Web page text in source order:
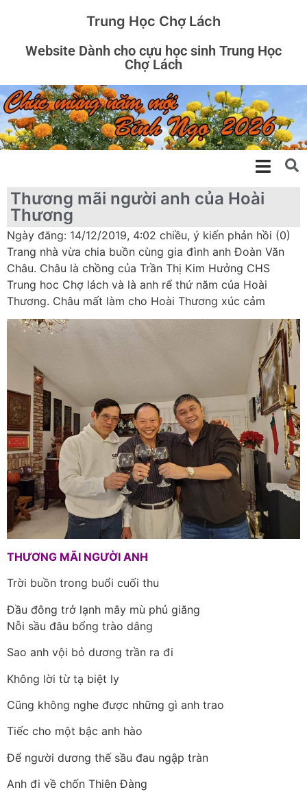
Trung Học Chợ Lách
Website Dành cho cựu học sinh Trung Học
Chợ Lách
Thương mãi người anh của Hoài
Thương
Ngày đăng: 14/12/2019, 4:02 chiều, ý kiến phản hồi (0)
Trang nhà vừa chia buồn cùng gia đình anh Đoàn Văn
Châu. Châu là chồng của Trần Thị Kim Hưởng CHS
Trung hoc Chợ lách và là anh rể thứ năm của Hoài
Thương. Châu mất làm cho Hoài Thương xúc cảm
THƯƠNG MÃI NGƯỜI ANH
Trời buồn trong buổi cuối thu
Đầu đông trở lạnh mây mù phủ giăng
Nỗi sầu đâu bổng trào dâng
Sao anh vội bỏ dương trần ra đi
Không lời từ tạ biệt ly
Cũng không nghe được những gì anh trao
Tiếc cho một bậc anh hào
Để người dương thế sầu đau ngập tràn
Anh đi về chốn Thiên Đàng